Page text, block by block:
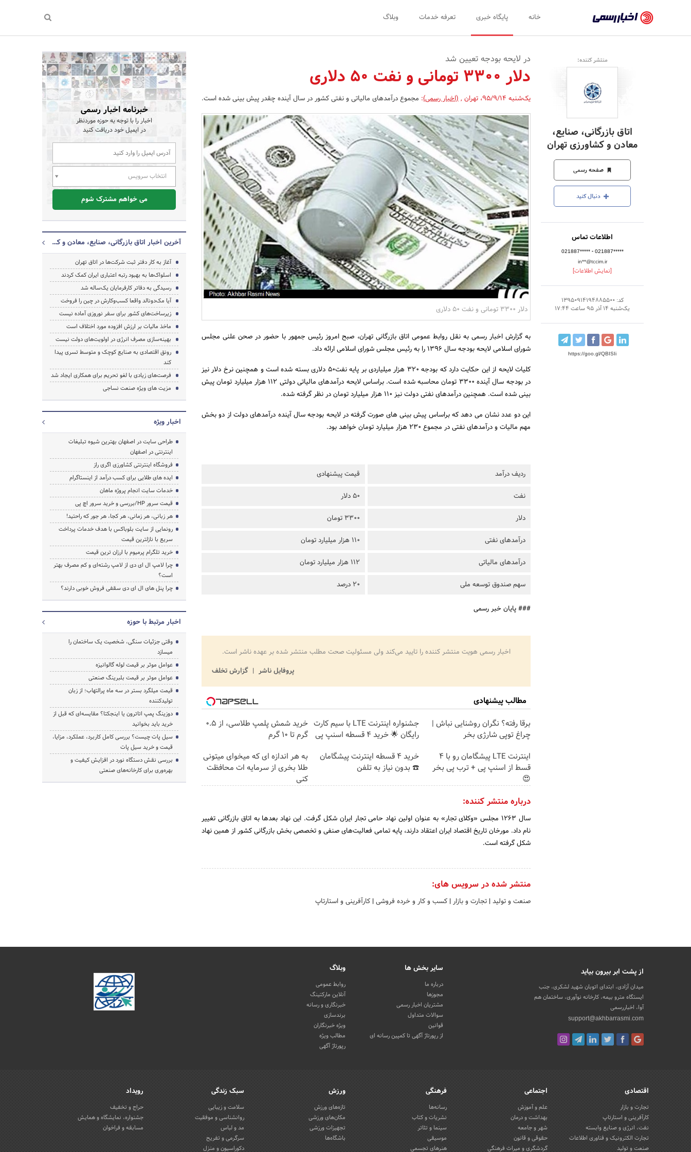
رسمی
-
اخبار
تایید
شده
شرکت‌ها،
سازمان‌ها
و
روابط
عمومی‌ها
خانه پایگاه خبری تعرفه خدمات وبلاگ
جستجو
منتشر کننده:
اتاق بازرگانی، صنایع،
معادن و کشاورزی تهران
صفحه رسمی
دنبال کنید
اطلاعات تماس
021887***** - 021887*****
in**@tccim.ir
[نمایش اطلاعات]
کد: 13950914194885500
یک‌شنبه 14 آذر 95 ساعت 17:44
https://goo.gl/QBISIi
در لایحه بودجه تعیین شد
دلار 3300 تومانی و نفت 50 دلاری
یک‌شنبه 95/9/14 ، تهران ,(اخبار رسمی): مجموع درآمدهای مالیاتی و نفتی کشور در سال آینده چقدر پیش بینی شده است.
دلار 3300 تومانی و نفت 50 دلاری
به گزارش اخبار رسمی به نقل روابط عمومی اتاق بازرگانی تهران، صبح امروز رئیس جمهور با حضور در صحن علنی مجلس
شورای اسلامی لایحه بودجه سال 1396 را به رئیس مجلس شورای اسلامی ارائه داد.
کلیات لایحه از این حکایت دارد که بودجه 320 هزار میلیاردی بر پایه نفت50 دلاری بسته شده است و همچنین نرخ دلار نیز
در بودجه سال آینده 3300 تومان محاسبه شده است. براساس لایحه درآمدهای مالیاتی دولتی 112 هزار میلیارد تومان پیش
بینی شده است. همچنین درآمدهای نفتی دولت نیز 110 هزار میلیارد تومان در نظر گرفته شده.
این دو عدد نشان می دهد که براساس پیش بینی های صورت گرفته در لایحه بودجه سال آینده درآمدهای دولت از دو بخش
مهم مالیات و درآمدهای نفتی در مجموع 230 هزار میلیارد تومان خواهد بود.
ردیف درآمد
قیمت پیشنهادی
نفت
50 دلار
دلار
3300 تومان
درآمدهای نفتی
110 هزار میلیارد تومان
درآمدهای مالیاتی
112 هزار میلیارد تومان
سهم صندوق توسعه ملی
20 درصد
### پایان خبر رسمی
اخبار رسمی هویت منتشر کننده را تایید می‌کند ولی مسئولیت صحت مطلب منتشر شده بر عهده ناشر است.
پروفایل ناشر
گزارش تخلف
مطالب پیشنهادی
برقا رفته؟ نگران روشنایی نباش |
چراغ توپی شارژی بخر
جشنواره اینترنت LTE با سیم کارت
رایگان 🌟 خرید 4 قسطه اسنپ پی
خرید شمش پلمپ طلاسی، از ۰.۵
گرم تا ۱۰ گرم
اینترنت LTE پیشگامان رو با 4
قسط از اسنپ پی + ترب پی بخر
😍
خرید 4 قسطه اینترنت پیشگامان
☎️ بدون نیاز به تلفن
به هر اندازه ای که میخوای میتونی
طلا بخری از سرمایه ات محافظت
کنی
درباره منتشر کننده:
سال 1263 مجلس «وکلای تجار» به عنوان اولین نهاد حامی تجار ایران شکل گرفت. این نهاد بعدها به اتاق بازرگانی تغییر
نام داد. مورخان تاریخ اقتصاد ایران اعتقاد دارند، پایه تمامی فعالیت‌های صنفی و تخصصی بخش بازرگانی کشور از همین نهاد
شکل گرفته است.
منتشر شده در سرویس های:
صنعت و تولید | تجارت و بازار | کسب و کار و خرده فروشی | کارآفرینی و استارتاپ
خبرنامه اخبار رسمی
اخبار را با توجه به حوزه موردنظر
در ایمیل خود دریافت کنید
انتخاب سرویس
می خواهم مشترک شوم
آخرین اخبار اتاق بازرگانی، صنایع، معادن و کشاورزی تهران
آغاز به کار دفتر ثبت شرکت‌ها در اتاق تهران
اسلواک‌ها به بهبود رتبه اعتباری ایران کمک کردند
رسیدگی به دفاتر کارفرمایان یک‌ساله شد
آیا مک‌دونالد واقعا کسب‌وکارش در چین را فروخت
زیرساخت‌های کشور برای سفر نوروزی آماده نیست
ماخذ مالیات بر ارزش افزوده مورد اختلاف است
بهینه‌سازی مصرف انرژی در اولویت‌های دولت نیست
رونق اقتصادی به صنایع کوچک و متوسط تسری پیدا
کند
فرصت‌های زیادی با لغو تحریم‌ برای همکاری ایجاد شد
مزیت های ویژه صنعت نساجی
اخبار ویژه
طراحی سایت در اصفهان بهترین شیوه تبلیغات
اینترنتی در اصفهان
فروشگاه اینترنتی کشاورزی اگری راز
ایده های طلایی برای کسب درآمد از اینستاگرام
خدمات سایت انجام پروژه ماهان
قیمت سرور HP/بررسی و خرید سرور اچ پی
هر زبانی، هر زمانی، هر کجا، هر جور که راحتید!
رونمایی از سایت بلوباکس با هدف خدمات پرداخت
سریع با نازلترین قیمت
خرید تلگرام پرمیوم با ارزان ترین قیمت
چرا لامپ ال ای دی از لامپ رشته‌ای و کم مصرف بهتر
است؟
چرا پنل های ال ای دی سقفی فروش خوبی دارند؟
اخبار مرتبط با حوزه
وقتی جزئیات سنگی، شخصیت یک ساختمان را
میسازد
عوامل موثر بر قیمت لوله گالوانیزه
عوامل موثر بر قیمت بلبرینگ صنعتی
قیمت میلگرد بستر در سه ماه پرالتهاب؛ از زبان
تولیدکننده
دوزینگ پمپ اتاترون یا اینجکتا؟ مقایسه‌ای که قبل از
خرید باید بخوانید
سیل پات چیست؟ بررسی کامل کاربرد، عملکرد، مزایا،
قیمت و خرید سیل پات
بررسی نقش دستگاه نورد در افزایش کیفیت و
بهره‌وری برای کارخانه‌های صنعتی
از پشت ابر بیرون بیاید
میدان آزادی، ابتدای اتوبان شهید لشکری، جنب
ایستگاه مترو بیمه، کارخانه نوآوری، ساختمان هم
آوا، اخباررسمی
support@akhbarrasmi.com
سایر بخش ها
درباره ما
مجوزها
مشتریان اخبار رسمی
سوالات متداول
قوانین
از رپورتاژ آگهی تا کمپین رسانه ای
وبلاگ
روابط عمومی
آنلاین مارکتینگ
خبرنگاری و رسانه
برندسازی
ویژه خبرنگاران
مطالب ویژه
رپورتاژ آگهی
اقتصادی
تجارت و بازار
کارآفرینی و استارتاپ
نفت، انرژی و صنایع وابسته
تجارت الکترونیک و فناوری اطلاعات
صنعت و تولید
اجتماعی
علم و آموزش
بهداشت و درمان
شهر و جامعه
حقوقی و قانون
گردشگری و میراث فرهنگی
فرهنگی
رسانه‌ها
نشریات و کتاب
سینما و تئاتر
موسیقی
هنرهای تجسمی
ورزش
تازه‌های ورزش
مکان‌های ورزشی
تجهیزات ورزشی
باشگاه‌ها
سبک زندگی
سلامت و زیبایی
روانشناسی و موفقیت
مد و لباس
سرگرمی و تفریح
دکوراسیون و منزل
رویداد
حراج و تخفیف
جشنواره، نمایشگاه و همایش
مسابقه و فراخوان